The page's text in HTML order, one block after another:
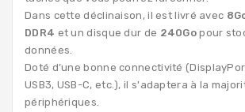
Dans cette déclinaison, il est livré avec
DDR4 et un disque dur de 240Go pour
données.
Doté d’une bonne connectivité
USB3, USB-C, etc.), il s'adaptera à la
périphériques.